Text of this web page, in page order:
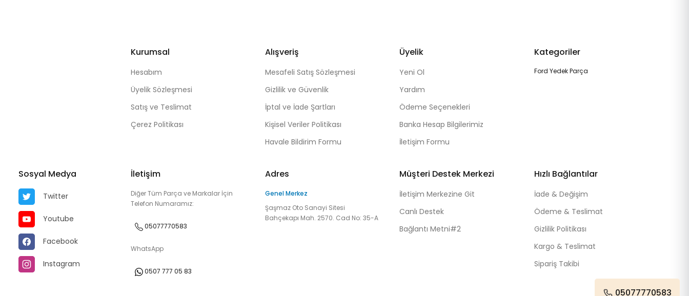
Kurumsal
Hesabım
Üyelik Sözleşmesi
Satış ve Teslimat
Çerez Politikası
Alışveriş
Mesafeli Satış Sözleşmesi
Gizlilik ve Güvenlik
İptal ve İade Şartları
Kişisel Veriler Politikası
Havale Bildirim Formu
Üyelik
Yeni Ol
Yardım
Ödeme Seçenekleri
Banka Hesap Bilgilerimiz
İletişim Formu
Kategoriler
Ford Yedek Parça
Sosyal Medya
Twitter
Youtube
Facebook
Instagram
İletişim
Diğer Tüm Parça ve Markalar İçin
Telefon Numaramız:
05077770583
WhatsApp
0507 777 05 83
Adres
Genel Merkez
Şaşmaz Oto Sanayi Sitesi
Bahçekapı Mah. 2570. Cad No: 35-A
Müşteri Destek Merkezi
İletişim Merkezine Git
Canlı Destek
Bağlantı Metni#2
Hızlı Bağlantılar
İade & Değişim
Ödeme & Teslimat
Gizlilik Politikası
Kargo & Teslimat
Sipariş Takibi
05077770583